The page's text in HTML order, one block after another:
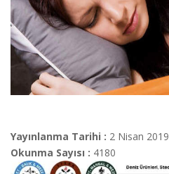
Yayınlanma Tarihi : 2 Nisan 2019
Okunma Sayısı : 4180